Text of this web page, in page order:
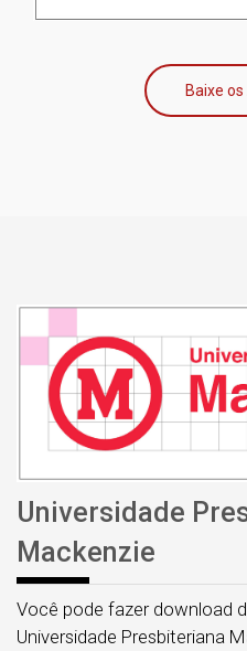
Baixe
Universidade
Mackenzie
Você pode fazer download
Universidade Presbiteriana